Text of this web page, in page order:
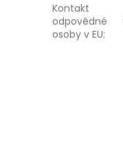
Kontakt
odpovědné
osoby v EU: